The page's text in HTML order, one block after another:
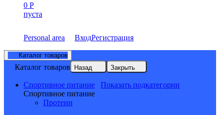
0 Р
пуста
Personal area ВходРегистрация
Каталог товаров
Каталог товаров Назад Закрыть
Спортивное питание
Показать подкатегории
Спортивное питание
Протеин